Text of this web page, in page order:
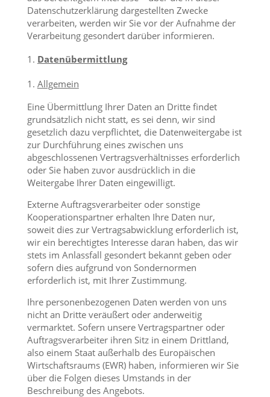
Datenschutzerklärung dargestellten Zwecke
verarbeiten, werden wir Sie vor der Aufnahme der
Verarbeitung gesondert darüber informieren.
Datenübermittlung
Allgemein
Eine Übermittlung Ihrer Daten an Dritte findet
grundsätzlich nicht statt, es sei denn, wir sind
gesetzlich dazu verpflichtet, die Datenweitergabe ist
zur Durchführung eines zwischen uns
abgeschlossenen Vertragsverhältnisses erforderlich
oder Sie haben zuvor ausdrücklich in die
Weitergabe Ihrer Daten eingewilligt.
Externe Auftragsverarbeiter oder sonstige
Kooperationspartner erhalten Ihre Daten nur,
soweit dies zur Vertragsabwicklung erforderlich ist,
wir ein berechtigtes Interesse daran haben, das wir
stets im Anlassfall gesondert bekannt geben oder
sofern dies aufgrund von Sondernormen
erforderlich ist, mit Ihrer Zustimmung.
Ihre personenbezogenen Daten werden von uns
nicht an Dritte veräußert oder anderweitig
vermarktet. Sofern unsere Vertragspartner oder
Auftragsverarbeiter ihren Sitz in einem Drittland,
also einem Staat außerhalb des Europäischen
Wirtschaftsraums (EWR) haben, informieren wir Sie
über die Folgen dieses Umstands in der
Beschreibung des Angebots.